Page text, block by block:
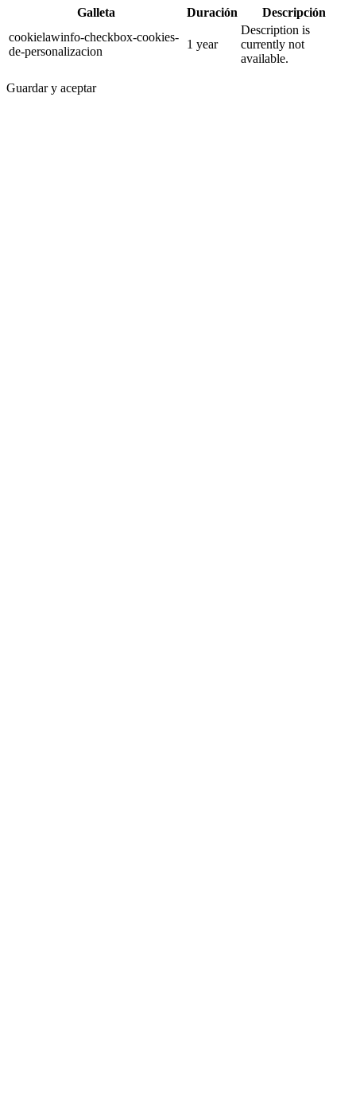
Galleta Duración
Descripción
cookielawinfo-checkbox-cookies-
de-personalizacion
1 year
Description is
currently not
available.
Guardar y aceptar